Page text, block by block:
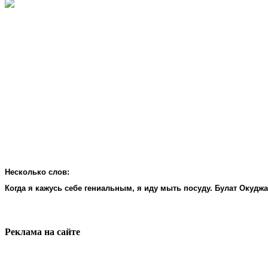
Несколько слов:
Когда я кажусь себе гениальным, я иду мыть посуду. Булат
Реклама на cайте